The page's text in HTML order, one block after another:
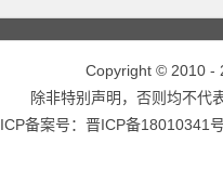
Copyright © 2010 -
除非特别声明，否则均不代
ICP备案号： 晋ICP备18010341